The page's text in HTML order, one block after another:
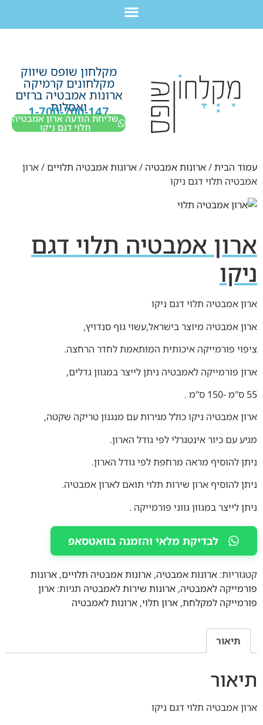
מקלחון שופס שיווק
מקלחונים קרמיקה
ארונות אמבטיה ברזים
ואסלות
1-700-700-147
שליחת הודעה ארון אמבטיה
תלוי דגם ניקו
עמוד הבית/ארונות אמבטיה /ארונות אמבטיה תלויים/ ארון
אמבטיה תלוי דגם ניקו
ארון אמבטיה תלוי דגם
ניקו
ארון אמבטיה תלוי דגם ניקו
ארון אמבטיה מיוצר בישראל,עשוי גוף סנדויץ,
ציפוי פורמייקה איכותית המותאמת לחדר הרחצה.
ארון פורמייקה לאמבטיה ניתן לייצר במגוון גדלים,
55 ס"מ -150 ס"מ .
ארון אמבטיה ניקו כולל מגירות עם מנגנון טריקה שקטה,
מגיע עם כיור אינטגרלי לפי גודל הארון.
ניתן להוסיף מראה מרחפת לפי גודל הארון.
ניתן להוסיף ארון שירות תלוי תואם לארון אמבטיה.
ניתן לייצר במגוון גווני פורמייקה .
לבדיקת מלאי והזמנה בוואטסאפ
קטגוריות: ארונות אמבטיה, ארונות אמבטיה תלויים, ארונות
פורמייקה לאמבטיה, ארונות שירות לאמבטיה תגיות: ארון
פורמייקה למקלחת, ארון תלוי, ארונות לאמבטיה
תיאור
תיאור
ארון אמבטיה תלוי דגם ניקו